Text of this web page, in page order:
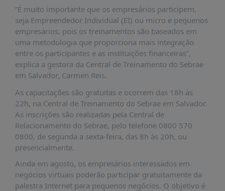
DADOS
FRENTE
PARLAMENTAR
SOBRE
A
MATERIAIS
INFORMAÇÕES
CURSOS
E
EVENTOS
INSCRIÇÕES
“É muito importante que os empresários participem,
seja Empreendedor Individual (EI) ou micro e pequenos
empresários, pois os treinamentos são baseados em
uma metodologia que proporciona mais integração
entre os participantes e as instituições financeiras”,
explica a gestora da Central de Treinamento do Sebrae
em Salvador,Carmen Reis.
As capacitações são gratuitas e ocorrem das 18h às
22h, na Central de Treinamento do Sebrae em Salvador.
As inscrições são realizadas pela Central de
Relacionamento do Sebrae, pelo telefone 0800 570
0800, de segunda a sexta-feira, das 8h às 20h, ou
presencialmente.
Ainda em agosto, os empresários interessados em
negócios virtuais poderão participar gratuitamente da
palestra Internet para pequenos negócios. O objetivo é